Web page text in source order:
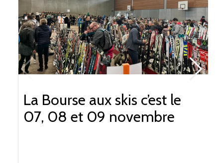
La Bourse aux skis c’est le
07, 08 et 09 novembre